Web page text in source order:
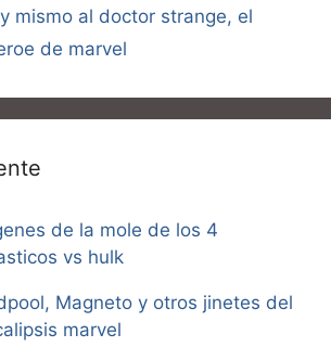
mismo al doctor strange, el
de marvel
de la mole de los 4
vs hulk
Magneto y otros jinetes del
marvel